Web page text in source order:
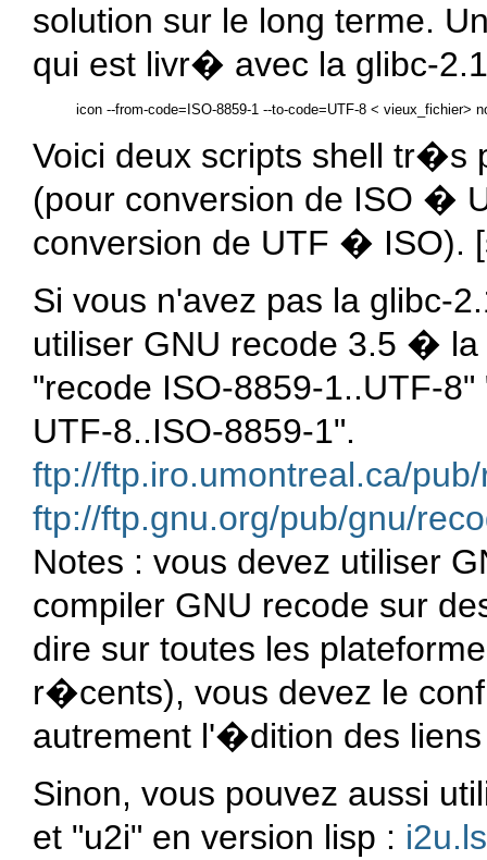
solution sur le long terme.
qui est livr� avec la glibc-
Voici deux scripts shell
(pour conversion de ISO �
conversion de UTF � ISO).
Si vous n'avez pas la glibc-
utiliser GNU recode 3.5 �
"recode ISO-8859-1..UTF-
UTF-8..ISO-8859-1".
ftp://ftp.iro.umontreal.ca/
ftp://ftp.gnu.org/pub/gnu/
Notes : vous devez utiliser
compiler GNU recode sur
dire sur toutes les
r�cents), vous devez le
autrement l'�dition des
Sinon, vous pouvez aussi
et "u2i" en version lisp :